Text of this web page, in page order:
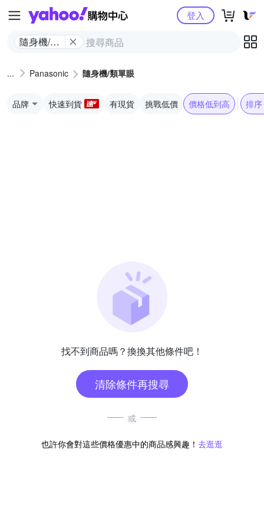
Yahoo購物中心
隨身機/類
登入
Panasonic 隨身機/類單眼
品牌 快速到貨 有現貨 挑戰低價 價格低到高 排序
找不到商品嗎？換換其他條件吧！
清除條件再搜尋
或
也許你會對這些價格優惠中的商品感興趣！ 去逛逛